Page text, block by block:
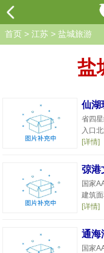
首页 > 江苏 > 盐城旅游
盐
仙湖
省四
入口
[详情]
弶港
国家
建筑
[详情]
通海
国家